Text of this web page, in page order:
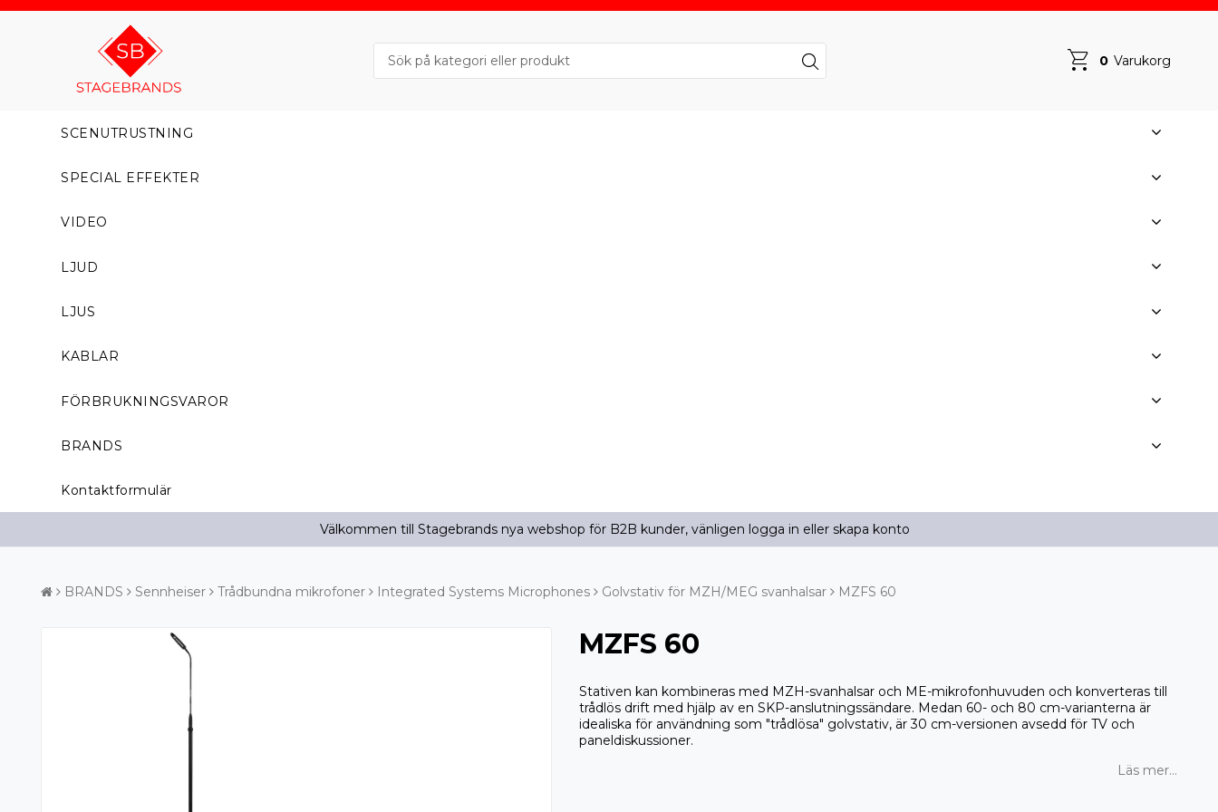
0 Varukorg
SCENUTRUSTNING
SPECIAL EFFEKTER
VIDEO
LJUD
LJUS
KABLAR
FÖRBRUKNINGSVAROR
BRANDS
Kontaktformulär
Välkommen till Stagebrands nya webshop för B2B kunder, vänligen logga in eller skapa konto
BRANDS Sennheiser Trådbundna mikrofoner Integrated Systems Microphones Golvstativ för MZH/MEG svanhalsar MZFS 60
MZFS 60
Stativen kan kombineras med MZH-svanhalsar och ME-mikrofonhuvuden och konverteras till
trådlös drift med hjälp av en SKP-anslutningssändare. Medan 60- och 80 cm-varianterna är
idealiska för användning som "trådlösa" golvstativ, är 30 cm-versionen avsedd för TV och
paneldiskussioner.
Läs mer...